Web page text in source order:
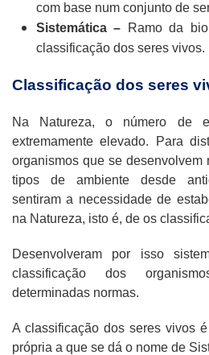
com base num conjunto de
Sistemática –
Ramo da
classificação dos seres vivos.
Classificação dos seres
Na Natureza, o número de
extremamente elevado. Para
organismos que se desenvolvem
tipos de ambiente desde
sentiram a necessidade de
na Natureza, isto é, de os
Desenvolveram por isso
classificação dos
determinadas normas.
A classificação dos seres vivos
própria a que se dá o nome de